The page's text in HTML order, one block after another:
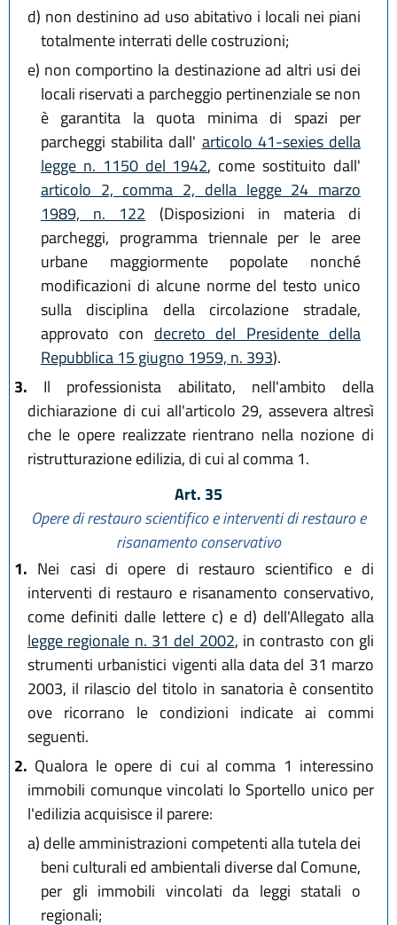
d) non destinino ad uso abitativo i locali nei piani
totalmente interrati delle costruzioni;
e) non comportino la destinazione ad altri usi dei
locali riservati a parcheggio pertinenziale se non
è garantita la quota minima di spazi per
parcheggi stabilita dall' articolo 41-sexies della
legge n. 1150 del 1942, come sostituito dall'
articolo 2, comma 2, della legge 24 marzo
1989, n. 122 (Disposizioni in materia di
parcheggi, programma triennale per le aree
urbane maggiormente popolate nonché
modificazioni di alcune norme del testo unico
sulla disciplina della circolazione stradale,
approvato con decreto del Presidente della
Repubblica 15 giugno 1959, n. 393).
3. Il professionista abilitato, nell'ambito della
dichiarazione di cui all'articolo 29, assevera altresì
che le opere realizzate rientrano nella nozione di
ristrutturazione edilizia, di cui al comma 1.
Art. 35
Opere di restauro scientifico e interventi di restauro e
risanamento conservativo
1. Nei casi di opere di restauro scientifico e di
interventi di restauro e risanamento conservativo,
come definiti dalle lettere c) e d) dell'Allegato alla
legge regionale n. 31 del 2002, in contrasto con gli
strumenti urbanistici vigenti alla data del 31 marzo
2003, il rilascio del titolo in sanatoria è consentito
ove ricorrano le condizioni indicate ai commi
seguenti.
2. Qualora le opere di cui al comma 1 interessino
immobili comunque vincolati lo Sportello unico per
l'edilizia acquisisce il parere:
a) delle amministrazioni competenti alla tutela dei
beni culturali ed ambientali diverse dal Comune,
per gli immobili vincolati da leggi statali o
regionali;